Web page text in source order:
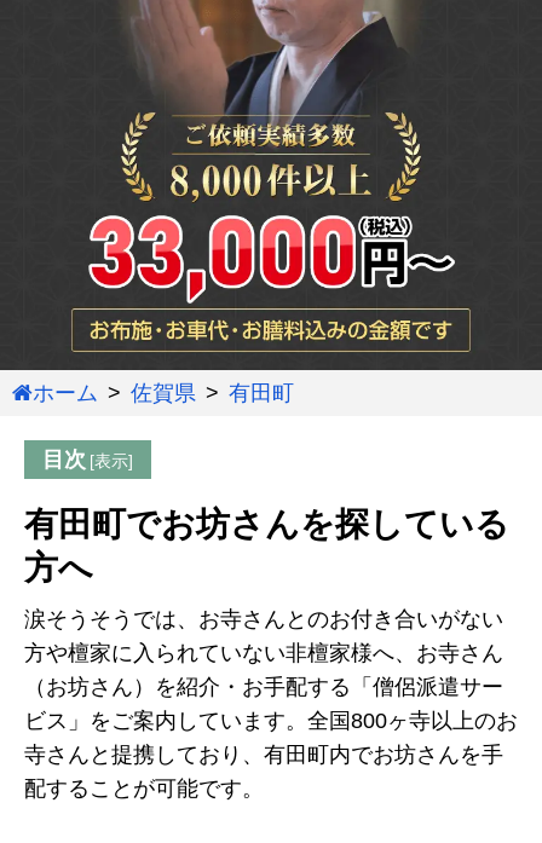
ホーム 佐賀県 有田町
目次
有田町でお坊さんを探している
方へ
涙そうそうでは、お寺さんとのお付き合いがない
方や檀家に入られていない非檀家様へ、お寺さん
（お坊さん）を紹介・お手配する「僧侶派遣サー
ビス」をご案内しています。全国800ヶ寺以上のお
寺さんと提携しており、有田町内でお坊さんを手
配することが可能です。